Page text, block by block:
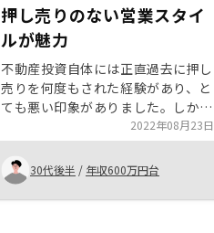
押し売りのない営業スタイ
ルが魅力
不動産投資自体には正直過去に押し
売りを何度もされた経験があり、と
ても悪い印象がありました。しかし
RENOSYさんは押し売りをする事は
決してなく、不動産投資をなぜすべ
きかを中心に丁寧な説明をしてくだ
さったので、信用できました。ま
た、AIをはじめとする最新の技術で
2022年08月23日
30代後半 / 年収600万円台